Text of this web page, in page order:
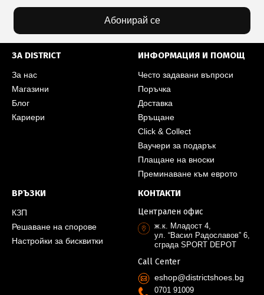
Абонирай се
ЗА DISTRICT
За нас
Магазини
Блог
Кариери
ИНФОРМАЦИЯ И ПОМОЩ
Често задавани въпроси
Поръчка
Доставка
Връщане
Click & Collect
Ваучери за подарък
Плащане на вноски
Преминаване към еврото
ВРЪЗКИ
КЗП
Решаване на спорове
Настройки за бисквитки
КОНТАКТИ
Централен офис
ж.к. Младост 4,
ул. “Васил Радославов” 6,
сграда SPORT DEPOT
Call Center
eshop@districtshoes.bg
0701 91009